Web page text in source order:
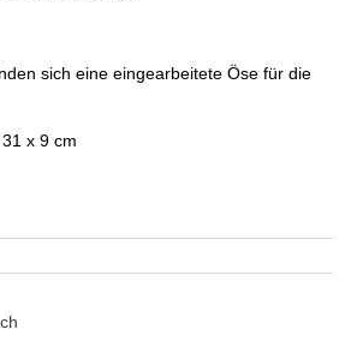
sich eine eingearbeitete Öse für die
x 9 cm